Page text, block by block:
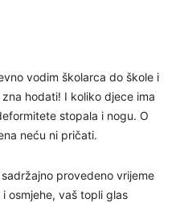
vodim školarca do škole i
hodati! I koliko djece ima
stopala i nogu. O
neću ni pričati.
provedeno vrijeme
osmjehe, vaš topli glas